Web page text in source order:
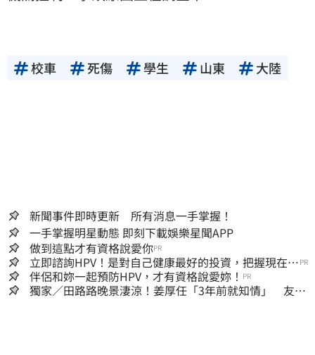
校車 死傷 學生 山東 大陸
新聞事件即時更新 所有消息一手掌握！
一手掌握明星動態 即刻下載娛樂星聞APP
做到這點才有資格說愛你PR
立即諮詢HPV！是對自己健康最好的投資，把握現在不
嫌晚！
PR
伴侶和妳一起預防HPV，才有資格說愛妳！ PR
獨家／田路路晚景淒涼！姜厚任「3年前就知情」 友人